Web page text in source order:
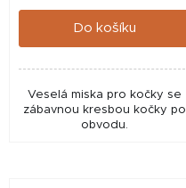
cena:
Do košíku
Veselá miska pro kočky se
zábavnou kresbou kočky po
obvodu.